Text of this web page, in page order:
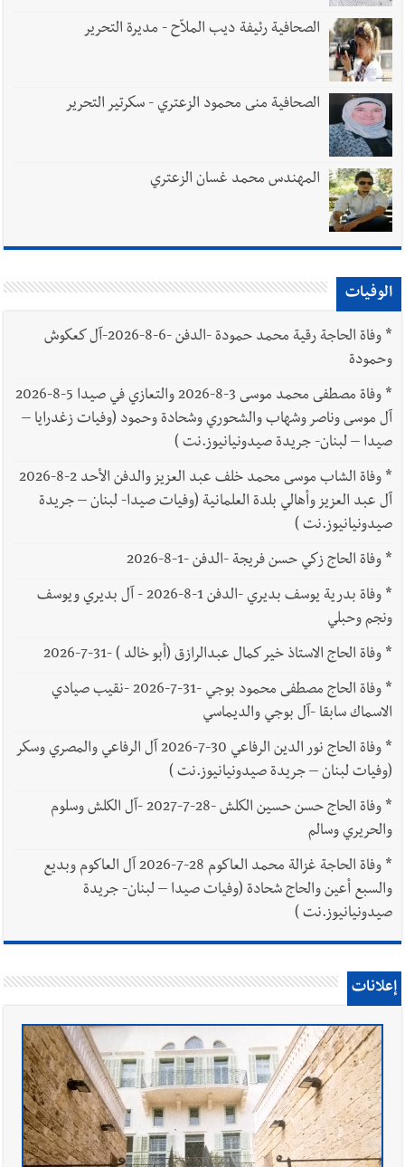
فضيحة نقص السلاح تكبر؟ إيران - عمان : اتفاق هرمز على السكة ؟
أخبار لبنان
7-8-2026
العالم العربي
يبقى الشعب الفلسطيني يعيش كل هذا الألم؟ وإلى متى تستمر هذه
المعاناة التي تمزق القلوب والضمائر؟
الصحافية رئيفة ديب الملاّح - مديرة التحرير
الصحافية منى محمود الزعتري - سكرتير التحرير
المهندس محمد غسان الزعتري
الوفيات
*
وفاة الحاجة رقية محمد حمودة -الدفن -6-8-2026-آل كعكوش
وحمودة
*
وفاة مصطفى محمد موسى 3-8-2026 والتعازي في صيدا 5-8-2026
آل موسى وناصر وشهاب والشحوري وشحادة وحمود (وفيات زغدرايا –
صيدا – لبنان- جريدة صيدونيانيوز.نت )
*
وفاة الشاب موسى محمد خلف عبد العزيز والدفن الأحد 2-8-2026
آل عبد العزيز وأهالي بلدة العلمانية (وفيات صيدا- لبنان – جريدة
صيدونيانيوز.نت )
*وفاة الحاج زكي حسن فريجة -الدفن -1-8-2026
*
وفاة بدرية يوسف بديري -الدفن 1-8-2026 - آل بديري ويوسف
ونجم وحبلي
*وفاة الحاج الاستاذ خير كمال عبدالرازق (أبو خالد ) -31-7-2026
*
وفاة الحاج مصطفى محمود بوجي -31-7-2026 -نقيب صيادي
الاسماك سابقا -آل بوجي والديماسي
*
وفاة الحاج نور الدين الرفاعي 30-7-2026 آل الرفاعي والمصري وسكر
(وفيات لبنان – جريدة صيدونيانيوز.نت )
*
وفاة الحاج حسن حسين الكلش -28-7-2027 -آل الكلش وسلوم
والحريري وسالم
*
وفاة الحاجة غزالة محمد العاكوم 28-7-2026 آل العاكوم وبديع
والسبع أعين والحاج شحادة (وفيات صيدا – لبنان- جريدة
صيدونيانيوز.نت )
إعلانات